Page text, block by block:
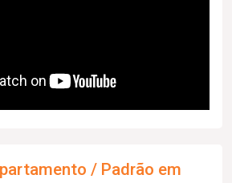
/ Padrão em